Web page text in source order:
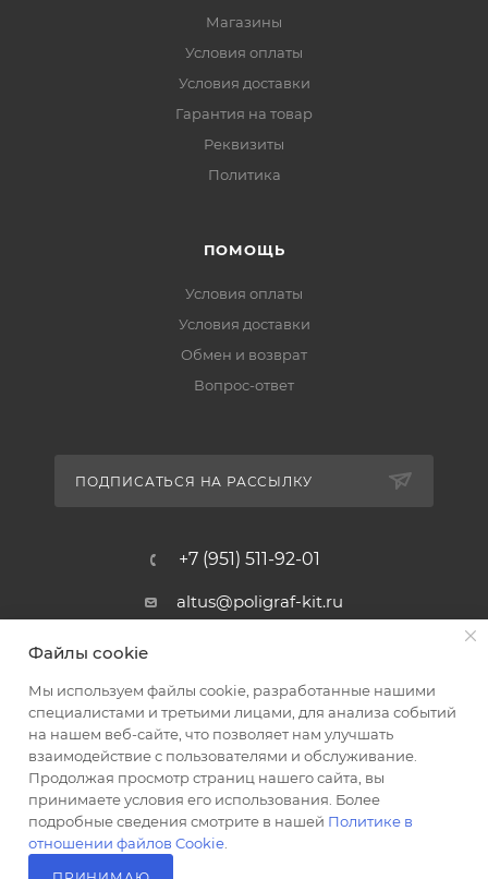
Магазины
Условия оплаты
Условия доставки
Гарантия на товар
Реквизиты
Политика
ПОМОЩЬ
Условия оплаты
Условия доставки
Обмен и возврат
Вопрос-ответ
ПОДПИСАТЬСЯ НА РАССЫЛКУ
+7 (951) 511-92-01
altus@poligraf-kit.ru
Магазин-склад ТЦ "Альтус"
пос. Янтарный, Малое Зеленое
Кольцо, 3, ТЦ "Альтус" 1 этаж
Показать на карте
Файлы cookie
Мы используем файлы cookie, разработанные нашими
специалистами и третьими лицами, для анализа событий
на нашем веб-сайте, что позволяет нам улучшать
взаимодействие с пользователями и обслуживание.
Продолжая просмотр страниц нашего сайта, вы
принимаете условия его использования. Более
подробные сведения смотрите в нашей Политике в
отношении файлов Cookie